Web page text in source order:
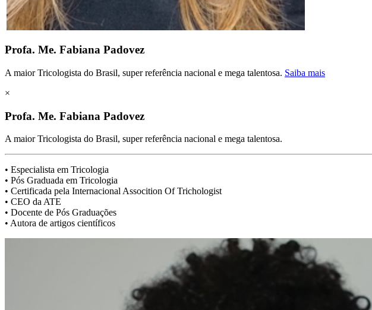
Profa. Me. Fabiana Padovez
A maior Tricologista do Brasil, super referência nacional e mega talentosa. Saiba mais
×
Profa. Me. Fabiana Padovez
A maior Tricologista do Brasil, super referência nacional e mega talentosa.
• Especialista em Tricologia
• Pós Graduada em Tricologia
• Certificada pela Internacional Assocition Of Trichologist
• CEO da ATE
• Docente de Pós Graduações
• Autora de artigos científicos